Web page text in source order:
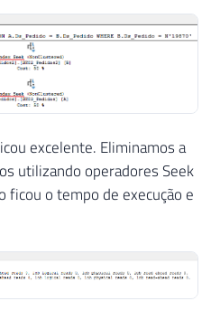
excelente. Eliminamos a
utilizando operadores Seek
ficou o tempo de execução e